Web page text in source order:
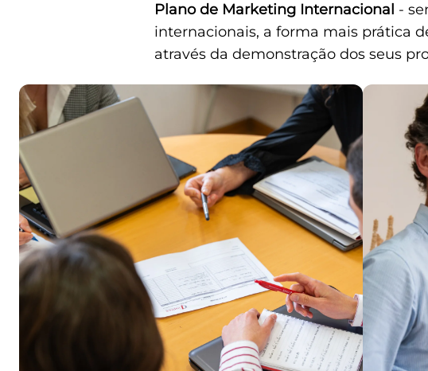
Plano de Marketing Internacional -
internacionais, a forma mais prática
através da demonstração dos seus